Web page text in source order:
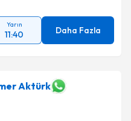
Yarın
11:40 Daha Fazla
Aktürk